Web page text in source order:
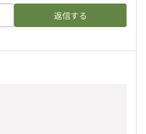
返信する